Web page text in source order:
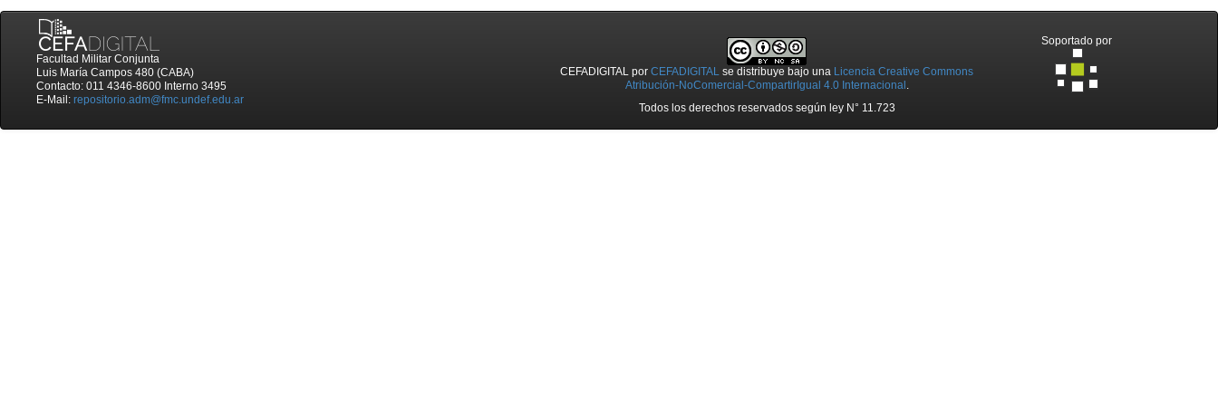
Facultad Militar Conjunta
Luis María Campos 480 (CABA)
Contacto: 011 4346-8600 Interno 3495
E-Mail: repositorio.adm@fmc.undef.edu.ar
CEFADIGITAL porCEFADIGITAL se distribuye bajo una Licencia Creative Commons
Atribución-NoComercial-CompartirIgual 4.0 Internacional .
Todos los derechos reservados según ley N° 11.723
Soportado por